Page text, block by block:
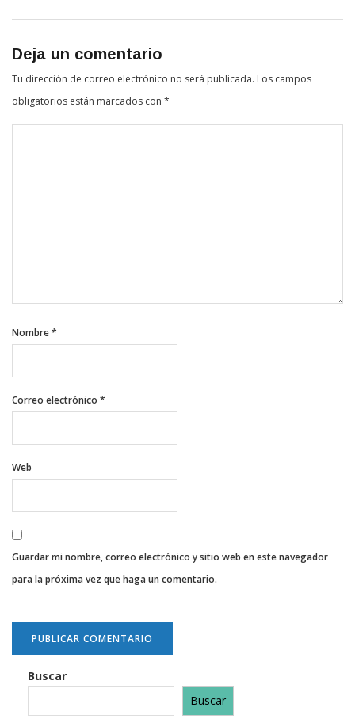
Deja un comentario
Tu dirección de correo electrónico no será publicada. Los campos
obligatorios están marcados con *
Nombre*
Correo electrónico *
Web
Guardar mi nombre, correo electrónico y sitio web en este navegador
para la próxima vez que haga un comentario.
Buscar
Buscar